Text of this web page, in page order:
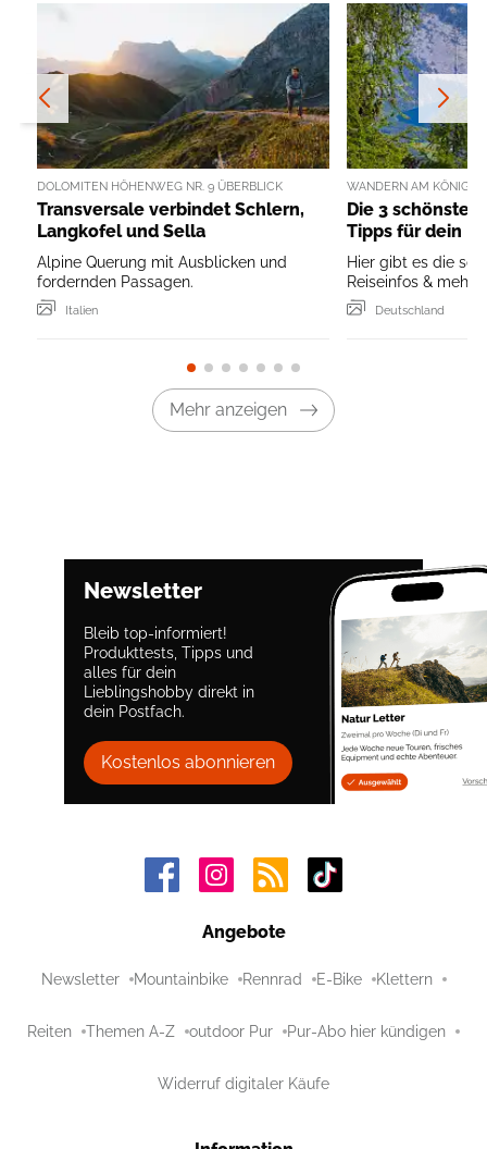
DOLOMITEN HÖHENWEG NR. 9 ÜBERBLICK
Transversale verbindet Schlern,
Langkofel und Sella
Alpine Querung mit Ausblicken und
fordernden Passagen.
Italien
WANDERN AM
Die 3
Tipps für dein
Hier gibt es die
Reiseinfos & mehr
Deutschland
Mehr anzeigen
Newsletter
Bleib top-informiert!
Produkttests, Tipps und
alles für dein
Lieblingshobby direkt in
dein Postfach.
Kostenlos abonnieren
Angebote
Newsletter Mountainbike Rennrad E-Bike Klettern
Reiten Themen A-Z outdoor Pur Pur-Abo hier kündigen
Widerruf digitaler Käufe